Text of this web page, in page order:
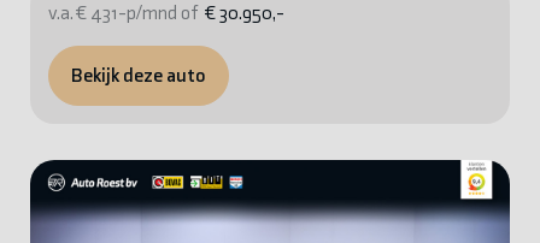
v.a. € 431-p/mnd of € 30.950,-
Bekijk deze auto